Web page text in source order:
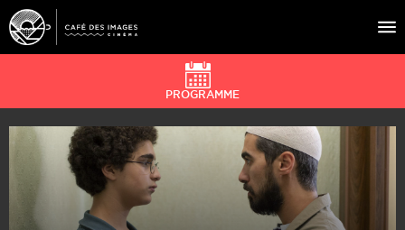
À L’AFFICHE
ÉVÉNEMENTS
CAFÉ DU CINÉ
PROGRAMME